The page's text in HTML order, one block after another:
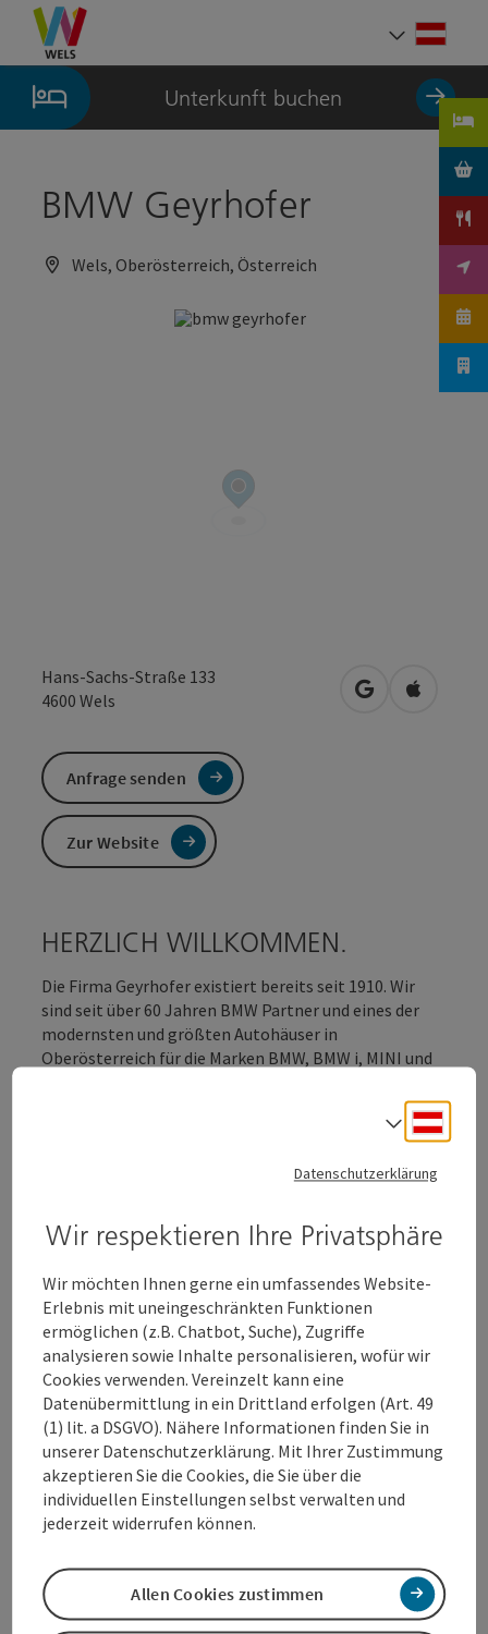
Zum Inhalt
Zur Navigation
Zum Seitenanfang
Unterkunft buchen
BMW Geyrhofer
Wels, Oberösterreich, Österreich
Hans-Sachs-Straße 133
4600 Wels in Googlein Apple
HERZLICH WILLKOMMEN.
Die Firma Geyrhofer existiert bereits seit 1910. Wir
sind seit über 60 Jahren BMW Partner und eines der
modernsten und größten Autohäuser in
Oberösterreich für die Marken BMW, BMW i, MINI und
Durch unsere bestens ausgebildeten Mitarbeiter
garantieren wir hohe Professionalität in Service und
regelmäßige Schulungen und die beste Ausbildung.
Vorführfahrzeugen, der Marken BMW, BMW i, MINI und
BMW Motorrad. Auf unserer 5000qm großen
Gebrauchtwagenausstellung finden Sie ständig rund
150 gut gepflegte Fahrzeuge aller ...
Beschreibung vollständig anzeigen
Öffnungszeiten
Anfrage senden
Zur Website
Datenschutzerklärung
Wir respektieren Ihre Privatsphäre
Wir möchten Ihnen gerne ein umfassendes Website-
Erlebnis mit uneingeschränkten Funktionen
ermöglichen (z.B. Chatbot, Suche), Zugriffe
analysieren sowie Inhalte personalisieren, wofür wir
Cookies verwenden. Vereinzelt kann eine
Datenübermittlung in ein Drittland erfolgen (Art. 49
(1) lit. a DSGVO). Nähere Informationen finden Sie in
unserer Datenschutzerklärung. Mit Ihrer Zustimmung
akzeptieren Sie die Cookies, die Sie über die
individuellen Einstellungen selbst verwalten und
jederzeit widerrufen können.
Allen Cookies zustimmen